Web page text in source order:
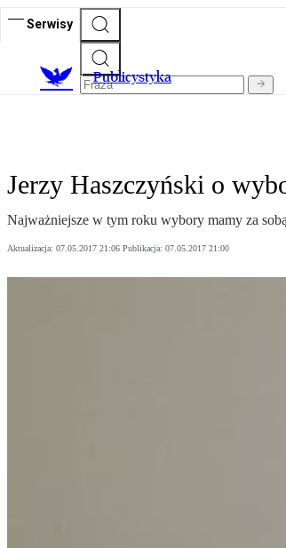
Serwisy
Publicystyka
Jerzy Haszczyński o
Najważniejsze w tym roku wybory mamy za
Aktualizacja: 07.05.2017 21:06 Publikacja: 07.05.2017 21:00